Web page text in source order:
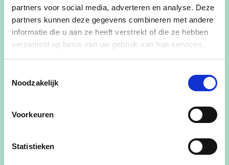
partners voor social media, adverteren en analyse. Deze
partners kunnen deze gegevens combineren met andere
informatie die u aan ze heeft verstrekt of die ze hebben
verzameld op basis van uw gebruik van hun services.
Noodzakelijk
Voorkeuren
Statistieken
Gestage afbouw van
Zwevegem
27/05/25